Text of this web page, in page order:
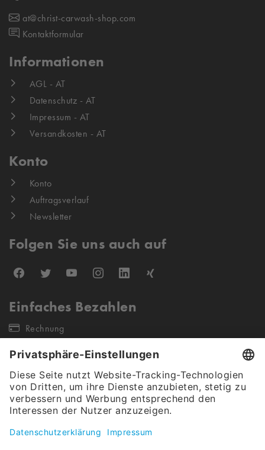
at@christ-carwash-shop.com
Kontaktformular
Informationen
AGL - AT
Datenschutz - AT
Impressum - AT
Versandkosten - AT
Konto
Konto
Auftragsverlauf
Newsletter
Folgen Sie uns auch auf
Einfaches Bezahlen
Rechnung
Unsere Versandpartner